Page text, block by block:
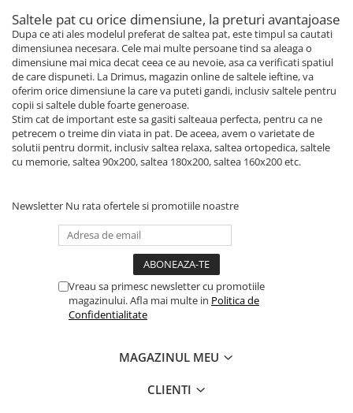
Saltele pat cu orice dimensiune, la preturi avantajoase
Dupa ce ati ales modelul preferat de saltea pat, este timpul sa cautati
dimensiunea necesara. Cele mai multe persoane tind sa aleaga o
dimensiune mai mica decat ceea ce au nevoie, asa ca verificati spatiul
de care dispuneti. La Drimus, magazin online de saltele ieftine, va
oferim orice dimensiune la care va puteti gandi, inclusiv saltele pentru
copii si saltele duble foarte generoase.
Stim cat de important este sa gasiti salteaua perfecta, pentru ca ne
petrecem o treime din viata in pat. De aceea, avem o varietate de
solutii pentru dormit, inclusiv saltea relaxa, saltea ortopedica, saltele
cu memorie, saltea 90x200, saltea 180x200, saltea 160x200 etc.
Newsletter Nu rata ofertele si promotiile noastre
Vreau sa primesc newsletter cu promotiile
magazinului. Afla mai multe in Politica de
Confidentialitate
MAGAZINUL MEU
CLIENTI